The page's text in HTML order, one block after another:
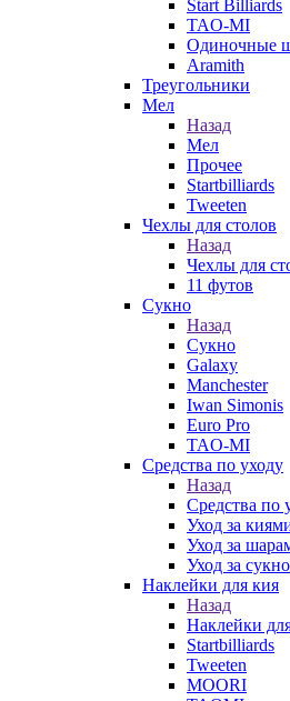
Start Billiards
TAO-MI
Одиночные
Aramith
Треугольники
Мел
Назад
Мел
Прочее
Startbilliards
Tweeten
Чехлы для столов
Назад
Чехлы для
11 футов
Сукно
Назад
Сукно
Galaxy
Manchester
Iwan Simonis
Euro Pro
TAO-MI
Средства по уходу
Назад
Средства по
Уход за
Уход за
Уход за
Наклейки для кия
Назад
Наклейки
Startbilliards
Tweeten
MOORI